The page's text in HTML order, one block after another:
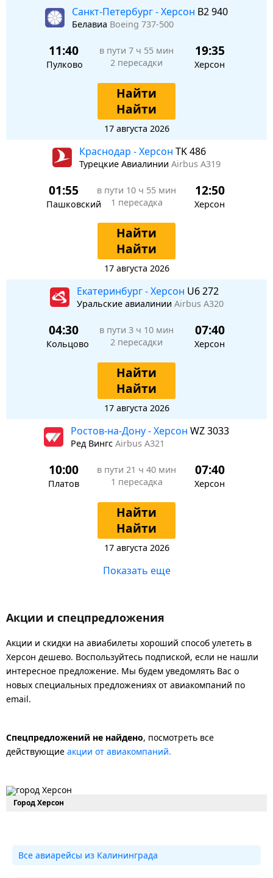
Санкт-Петербург - Херсон B2 940
Белавиа Boeing 737-500
11:40
Пулково
в пути 7 ч 55 мин
2 пересадки
19:35
Херсон
Найти
Найти
17 августа 2026
Краснодар - Херсон TK 486
Турецкие Авиалинии Airbus A319
01:55
Пашковский
в пути 10 ч 55 мин
1 пересадка
12:50
Херсон
Найти
Найти
17 августа 2026
Екатеринбург - Херсон U6 272
Уральские авиалинии Airbus A320
04:30
Кольцово
в пути 3 ч 10 мин
2 пересадки
07:40
Херсон
Найти
Найти
17 августа 2026
Ростов-на-Дону - Херсон WZ 3033
Ред Вингс Airbus A321
10:00
Платов
в пути 21 ч 40 мин
1 пересадка
07:40
Херсон
Найти
Найти
17 августа 2026
Показать еще
Акции и спецпредложения
Акции и скидки на авиабилеты хороший способ улететь в
Херсон дешево. Воспользуйтесь подпиской, если не нашли
интересное предложение. Мы будем уведомлять Вас о
новых специальных предложениях от авиакомпаний по
email.
Спецпредложений не найдено, посмотреть все
действующие акции от авиакомпаний.
Город Херсон
Все авиарейсы из Калининграда